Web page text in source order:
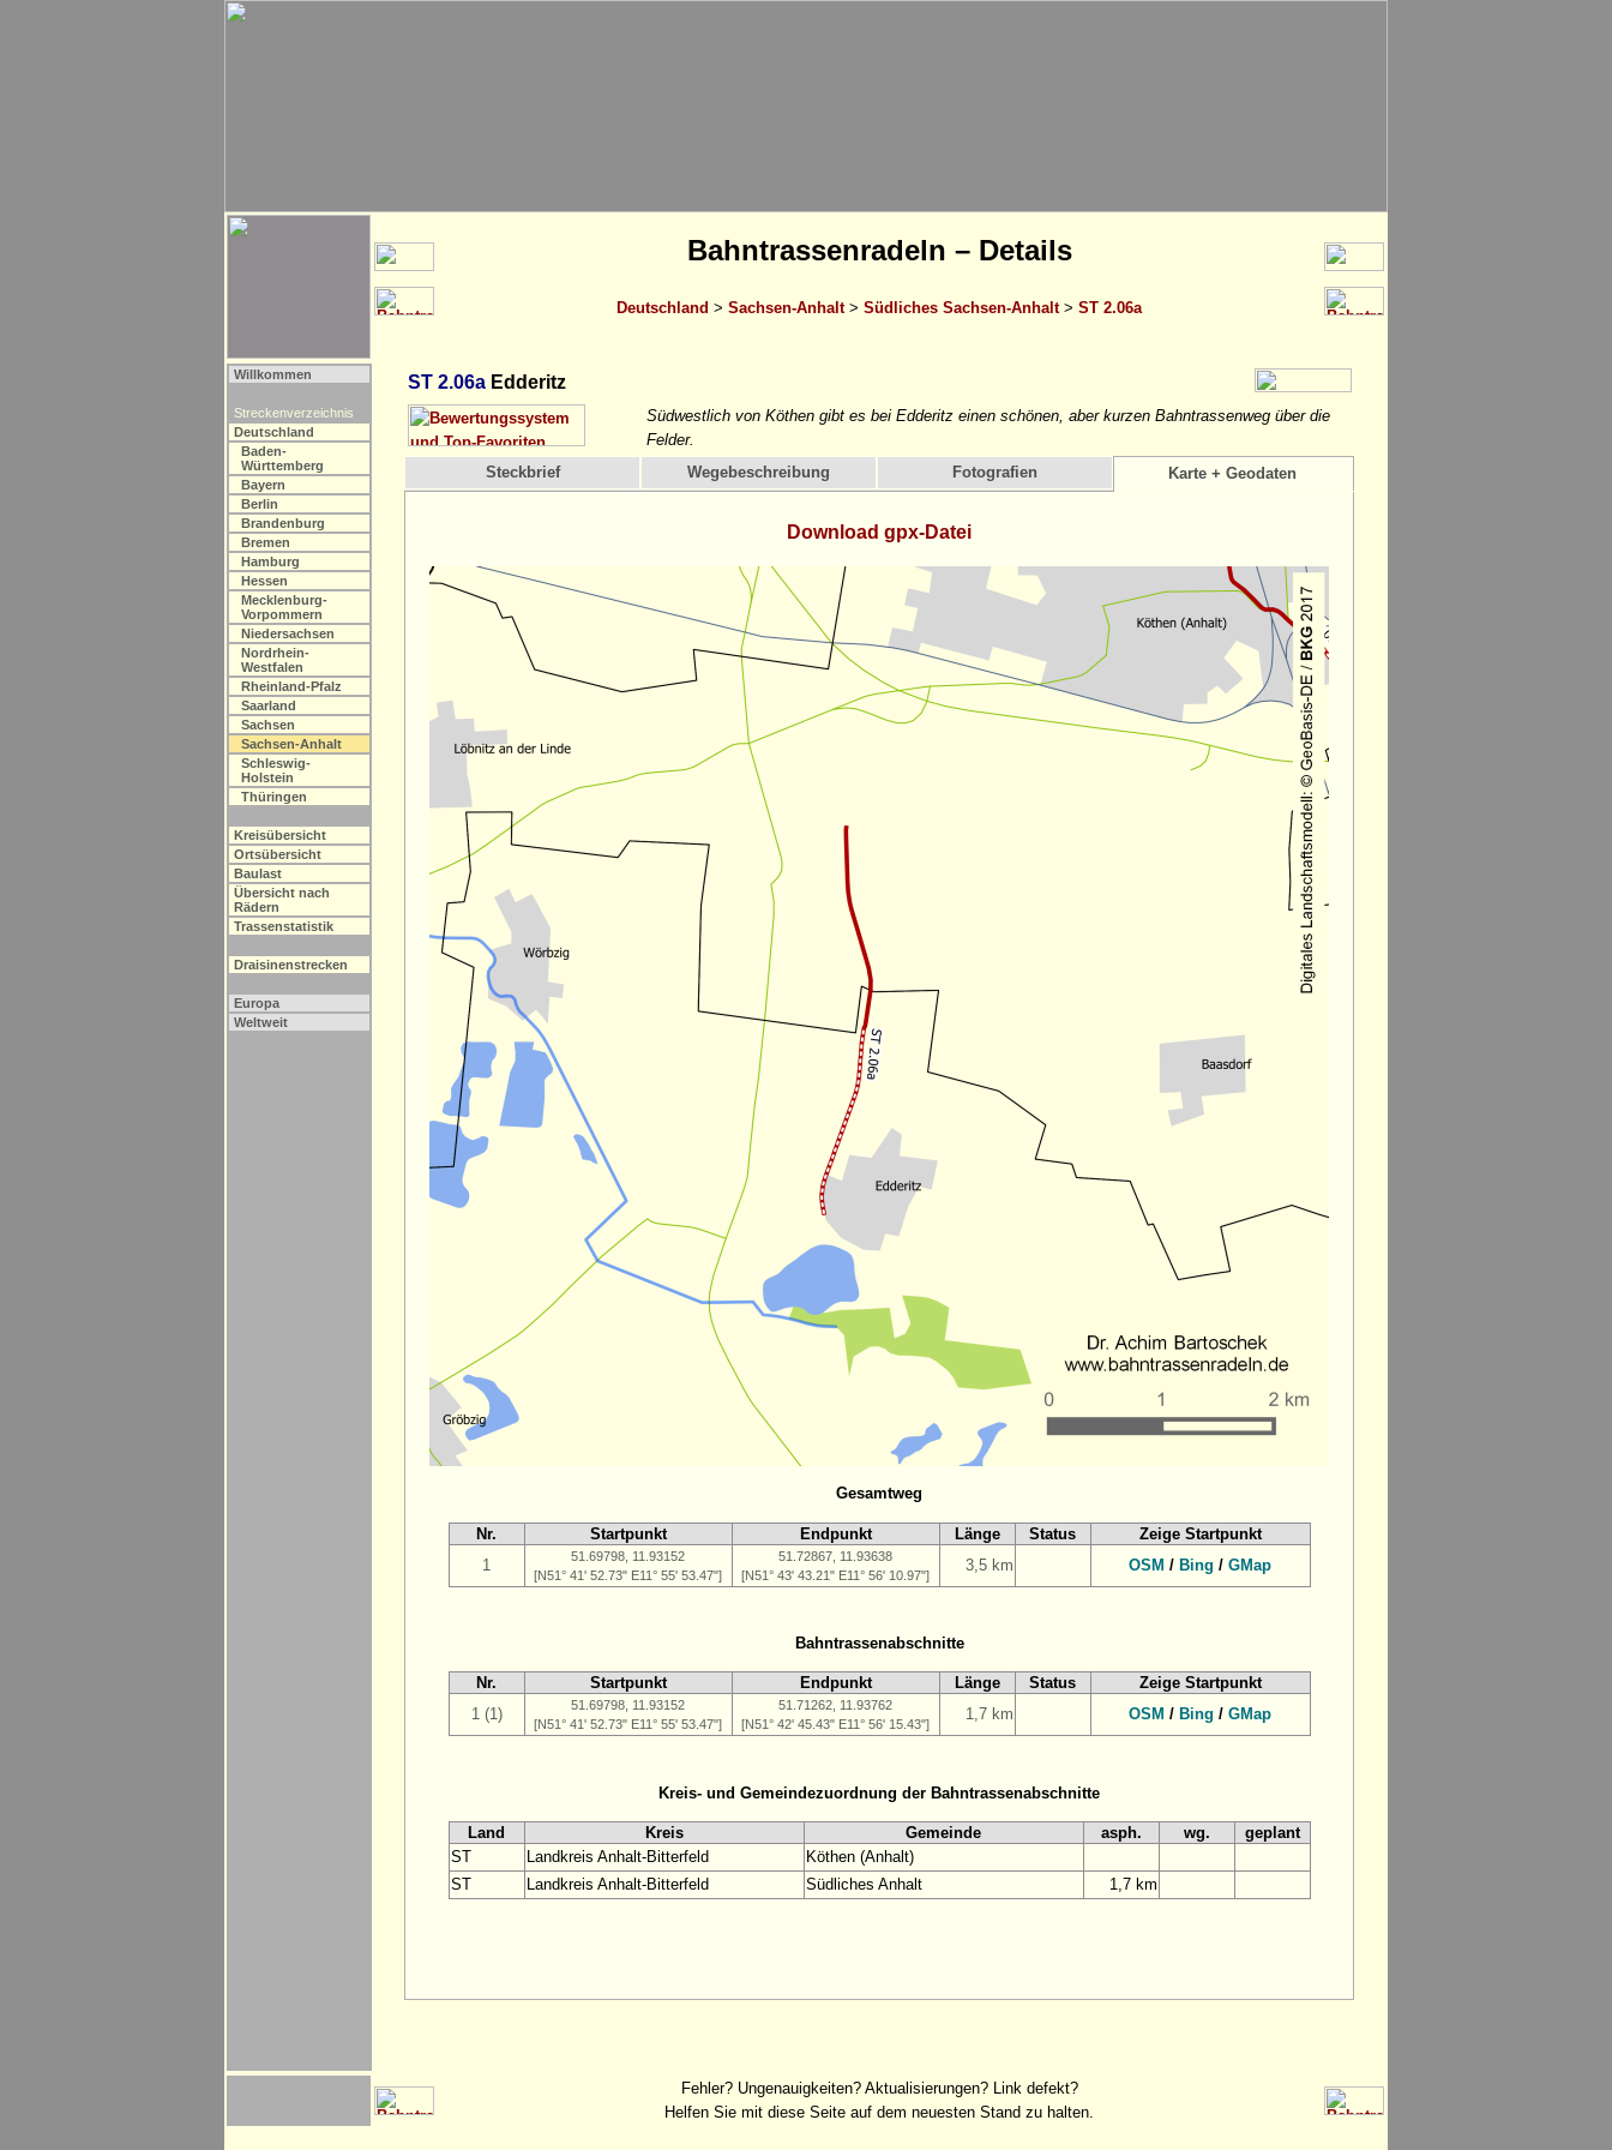
Bahntrassenradeln – Details
Deutschland > Sachsen-Anhalt> Südliches Sachsen-Anhalt> ST 2.06a
Willkommen
Streckenverzeichnis
Deutschland
Baden-
Württemberg
Bayern
Berlin
Brandenburg
Bremen
Hamburg
Hessen
Mecklenburg-
Vorpommern
Niedersachsen
Nordrhein-
Westfalen
Rheinland-Pfalz
Saarland
Sachsen
Sachsen-Anhalt
Schleswig-
Holstein
Thüringen
Kreisübersicht
Ortsübersicht
Baulast
Übersicht nach
Rädern
Trassenstatistik
Draisinenstrecken
Europa
Weltweit
ST 2.06a Edderitz
Südwestlich von Köthen gibt es bei Edderitz einen schönen, aber kurzen Bahntrassenweg über die
Felder.
Steckbrief
Wegebeschreibung Fotografien Karte + Geodaten
Download gpx-Datei
Gesamtweg
Nr. Startpunkt Endpunkt Länge Status
Zeige Startpunkt
1
51.69798, 11.93152
[N51° 41' 52.73" E11° 55' 53.47"]
51.72867, 11.93638
[N51° 43' 43.21" E11° 56' 10.97"]
3,5 km OSM / Bing / GMap
Bahntrassenabschnitte
Nr. Startpunkt Endpunkt Länge Status
Zeige Startpunkt
1 (1)
51.69798, 11.93152
[N51° 41' 52.73" E11° 55' 53.47"]
51.71262, 11.93762
[N51° 42' 45.43" E11° 56' 15.43"]
1,7 km OSM / Bing / GMap
Kreis- und Gemeindezuordnung der Bahntrassenabschnitte
Land Kreis Gemeinde asph. wg.
geplant
ST
Landkreis Anhalt-Bitterfeld
Köthen (Anhalt)
ST
Landkreis Anhalt-Bitterfeld Südliches Anhalt 1,7 km
Fehler? Ungenauigkeiten? Aktualisierungen? Link defekt?
Helfen Sie mit diese Seite auf dem neuesten Stand zu halten.